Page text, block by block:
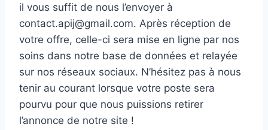
il vous suffit de nous l’envoyer à
contact.apij@gmail.com. Après réception de
votre offre, celle-ci sera mise en ligne par nos
soins dans notre base de données et relayée
sur nos réseaux sociaux. N’hésitez pas à nous
tenir au courant lorsque votre poste sera
pourvu pour que nous puissions retirer
l’annonce de notre site !